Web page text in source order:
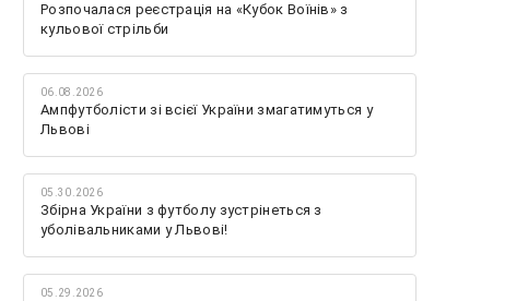
Розпочалася реєстрація на «Кубок Воїнів» з
кульової стрільби
06.08.2026
Ампфутболісти зі всієї України змагатимуться у
Львові
05.30.2026
Збірна України з футболу зустрінеться з
уболівальниками у Львові!
05.29.2026